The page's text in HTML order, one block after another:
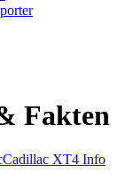
Fakten
Cadillac XT4 Info